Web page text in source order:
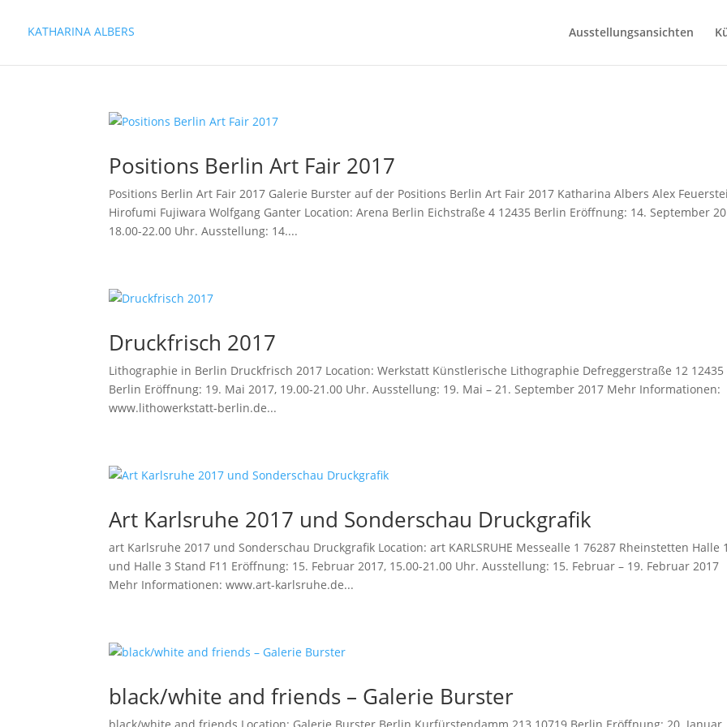
KATHARINA ALBERS Ausstellungsansichten
Positions Berlin Art Fair 2017
Positions Berlin Art Fair 2017 Galerie Burster auf der Positions Berlin Art Fair 2017 Katharina Albers Alex
Hirofumi Fujiwara Wolfgang Ganter Location: Arena Berlin Eichstraße 4 12435 Berlin Eröffnung: 14. September
18.00-22.00 Uhr. Ausstellung: 14....
Druckfrisch 2017
Lithographie in Berlin Druckfrisch 2017 Location: Werkstatt Künstlerische Lithographie Defreggerstraße 12 12435
Berlin Eröffnung: 19. Mai 2017, 19.00-21.00 Uhr. Ausstellung: 19. Mai – 21. September 2017 Mehr Informationen:
www.lithowerkstatt-berlin.de...
Art Karlsruhe 2017 und Sonderschau Druckgrafik
art Karlsruhe 2017 und Sonderschau Druckgrafik Location: art KARLSRUHE Messealle 1 76287 Rheinstetten Halle
und Halle 3 Stand F11 Eröffnung: 15. Februar 2017, 15.00-21.00 Uhr. Ausstellung: 15. Februar – 19. Februar 2017
Mehr Informationen: www.art-karlsruhe.de...
black/white and friends – Galerie Burster